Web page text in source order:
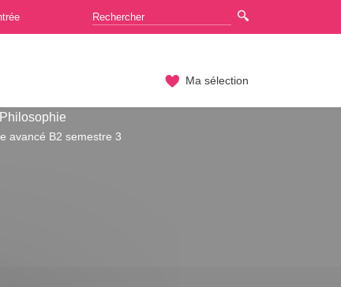
Ma sélection
avancé B2 semestre 3